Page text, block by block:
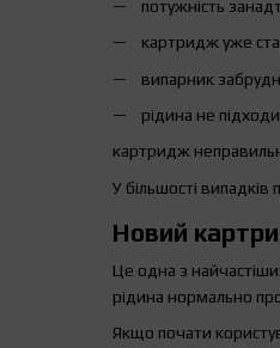
потужність
картридж уже
випарник
рідина не
картридж
У більшості
Новий
Це одна з
рідина нормально
Якщо почати